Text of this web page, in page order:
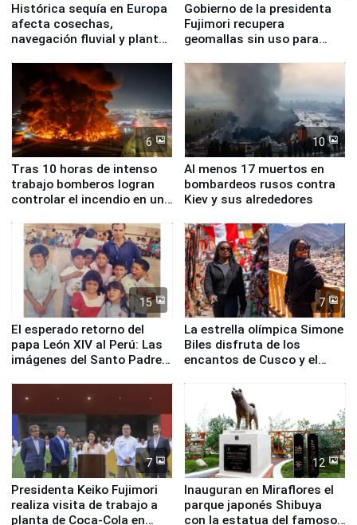
Histórica sequía en Europa
afecta cosechas,
navegación fluvial y plantas
Gobierno de la presidenta
Fujimori recupera
geomallas sin uso para
Fenómeno El Niño
6
Tras 10 horas de intenso
trabajo bomberos logran
controlar el incendio en una
de Chile
10
Al menos 17 muertos en
bombardeos rusos contra
Kiev y sus alrededores
15
El esperado retorno del
papa León XIV al Perú: Las
imágenes del Santo Padre
7
La estrella olímpica Simone
Biles disfruta de los
encantos de Cusco y el
7
Presidenta Keiko Fujimori
realiza visita de trabajo a
planta de Coca-Cola en
12
Inauguran en Miraflores el
parque japonés Shibuya
con la estatua del famoso